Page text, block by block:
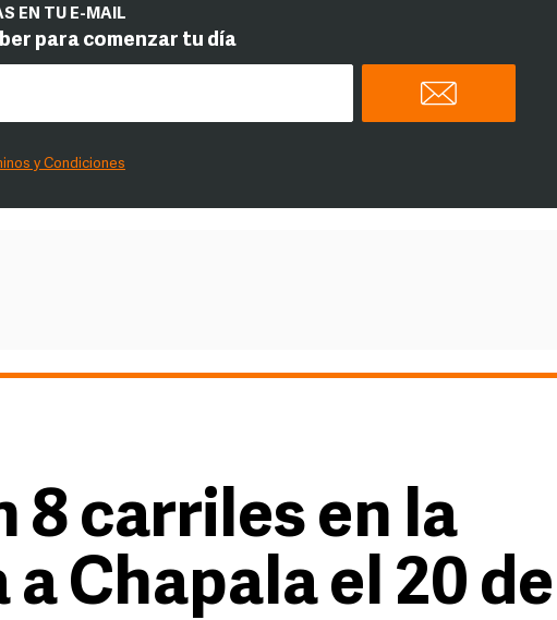
EN TU E-MAIL
para comenzar tu día
y Condiciones
8 carriles en la
Chapala el 20 de